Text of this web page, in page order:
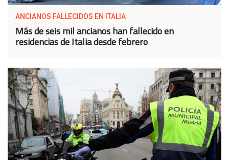
ANCIANOS FALLECIDOS EN ITALIA
Más de seis mil ancianos han fallecido en
residencias de Italia desde febrero